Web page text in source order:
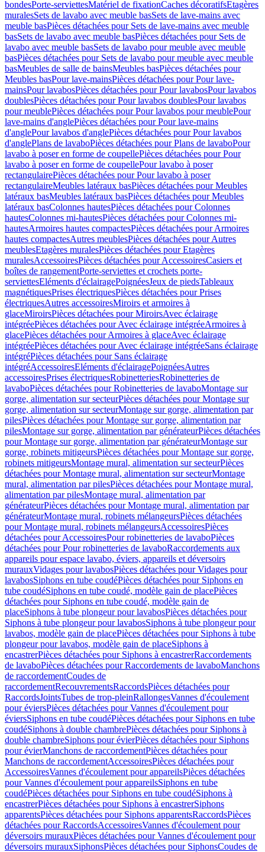
bondesPorte-serviettesMatériel de fixationCaches décoratifsEtagères
muralesSets de lavabo avec meuble basSets de lave-mains avec
meuble basPièces détachées pour Sets de lave-mains avec meuble
basSets de lavabo avec meuble basPièces détachées pour Sets de
lavabo avec meuble basSets de lavabo pour meuble avec meuble
basPièces détachées pour Sets de lavabo pour meuble avec meuble
basMeubles de salle de bainsMeubles basPièces détachées pour
Meubles basPour lave-mainsPièces détachées pour Pour lave-
mainsPour lavabosPièces détachées pour Pour lavabosPour lavabos
doublesPièces détachées pour Pour lavabos doublesPour lavabos
pour meublePièces détachées pour Pour lavabos pour meublePour
lave-mains d'anglePièces détachées pour Pour lave-mains
d'anglePour lavabos d'anglePièces détachées pour Pour lavabos
d'anglePlans de lavaboPièces détachées pour Plans de lavaboPour
lavabo à poser en forme de coupellePièces détachées pour Pour
lavabo à poser en forme de coupellePour lavabo à poser
rectangulairePièces détachées pour Pour lavabo à poser
rectangulaireMeubles latéraux basPièces détachées pour Meubles
latéraux basMeubles latéraux basPièces détachées pour Meubles
latéraux basColonnes hautesPièces détachées pour Colonnes
hautesColonnes mi-hautesPièces détachées pour Colonnes mi-
hautesArmoires hautes compactesPièces détachées pour Armoires
hautes compactesAutres meublesPièces détachées pour Autres
meublesEtagères muralesPièces détachées pour Etagères
muralesAccessoiresPièces détachées pour AccessoiresCasiers et
boîtes de rangementPorte-serviettes et crochets porte-
serviettesEléments d'éclairagePoignéesJeux de piedsTableaux
magnétiquesPrises électriquesPièces détachées pour Prises
électriquesAutres accessoiresMiroirs et armoires à
glaceMiroirsPièces détachées pour MiroirsAvec éclairage
intégréePièces détachées pour Avec éclairage intégréeArmoires à
glacePièces détachées pour Armoires à glaceAvec éclairage
intégréePièces détachées pour Avec éclairage intégréeSans éclairage
intégréPièces détachées pour Sans éclairage
intégréAccessoiresEléments d'éclairagePoignéesAutres
accessoiresPrises électriquesRobinetteriesRobinetteries de
lavaboPièces détachées pour Robinetteries de lavaboMontage sur
gorge, alimentation sur secteurPièces détachées pour Montage sur
gorge, alimentation sur secteurMontage sur gorge, alimentation par
pilesPièces détachées pour Montage sur gorge, alimentation par
pilesMontage sur gorge, alimentation par générateurPièces détachées
pour Montage sur gorge, alimentation par générateurMontage sur
gorge, robinets mitigeursPièces détachées pour Montage sur gorge,
robinets mitigeursMontage mural, alimentation sur secteurPièces
détachées pour Montage mural, alimentation sur secteurMontage
mural, alimentation par pilesPièces détachées pour Montage mural,
alimentation par pilesMontage mural, alimentation par
générateurPièces détachées pour Montage mural, alimentation par
générateurMontage mural, robinets mélangeursPièces détachées
pour Montage mural, robinets mélangeursAccessoiresPièces
détachées pour AccessoiresPour robinetteries de lavaboPièces
détachées pour Pour robinetteries de lavaboRaccordements aux
appareils pour espace lavabo, éviers, appareils et déversoirs
murauxVidages pour lavabosPièces détachées pour Vidages pour
lavabosSiphons en tube coudéPièces détachées pour Siphons en
tube coudéSiphons en tube coudé, modèle gain de placePièces
détachées pour Siphons en tube coudé, modèle gain de
placeSiphons à tube plongeur pour lavabosPièces détachées pour
Siphons à tube plongeur pour lavabosSiphons à tube plongeur pour
lavabos, modèle gain de placePièces détachées pour Siphons à tube
plongeur pour lavabos, modèle gain de placeSiphons à
encastrerPièces détachées pour Siphons à encastrerRaccordements
de lavaboPièces détachées pour Raccordements de lavaboManchons
de raccordementCoudes de
raccordementRecouvrementsRaccordsPièces détachées pour
RaccordsJointsTubes de trop-pleinRallongesVannes d'écoulement
pour éviersPièces détachées pour Vannes d'écoulement pour
éviersSiphons en tube coudéPièces détachées pour Siphons en tube
coudéSiphons à double chambrePièces détachées pour Siphons à
double chambreSiphons pour évierPièces détachées pour Siphons
pour évierManchons de raccordementPièces détachées pour
Manchons de raccordementAccessoiresPièces détachées pour
AccessoiresVannes d'écoulement pour appareilsPièces détachées
pour Vannes d'écoulement pour appareilsSiphons en tube
coudéPièces détachées pour Siphons en tube coudéSiphons à
encastrerPièces détachées pour Siphons à encastrerSiphons
apparentsPièces détachées pour Siphons apparentsRaccordsPièces
détachées pour RaccordsAccessoiresVannes d'écoulement pour
déversoirs murauxPièces détachées pour Vannes d'écoulement pour
déversoirs murauxSiphonsPièces détachées pour SiphonsCoudes de